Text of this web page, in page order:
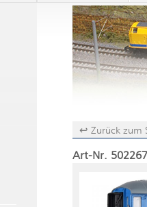
↩ Zurück zum
Art-Nr.